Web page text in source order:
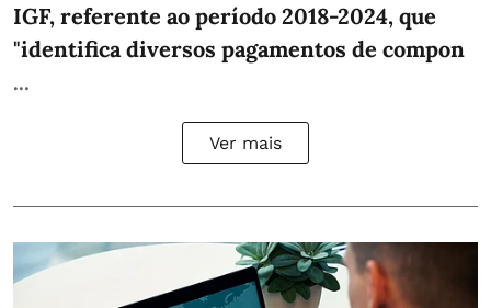
IGF, referente ao período 2018-2024, que
"identifica diversos pagamentos de compon
...
Ver mais